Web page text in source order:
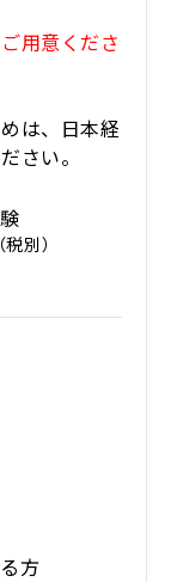
用意くださ
は、日本経
さい。
別）
方